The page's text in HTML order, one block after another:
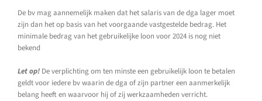
De bv mag aannemelijk maken dat het salaris van de dga lager moet
zijn dan het op basis van het voorgaande vastgestelde bedrag. Het
minimale bedrag van het gebruikelijke loon voor 2024 is nog niet
bekend
Let op! De verplichting om ten minste een gebruikelijk loon te betalen
geldt voor iedere bv waarin de dga of zijn partner een aanmerkelijk
belang heeft en waarvoor hij of zij werkzaamheden verricht.